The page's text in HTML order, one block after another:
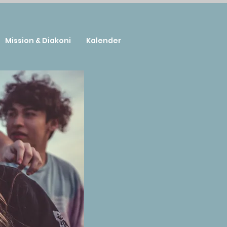
Mission & Diakoni Kalender